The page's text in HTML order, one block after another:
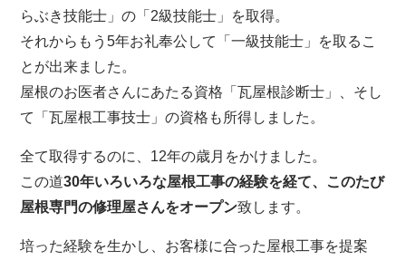
らぶき技能士」の「2級技能士」を取得。
それからもう5年お礼奉公して「一級技能士」を取るこ
とが出来ました。
屋根のお医者さんにあたる資格「瓦屋根診断士」、そし
て「瓦屋根工事技士」の資格も所得しました。
全て取得するのに、12年の歳月をかけました。
この道30年いろいろな屋根工事の経験を経て、このたび
屋根専門の修理屋さんをオープン致します。
培った経験を生かし、お客様に合った屋根工事を提案